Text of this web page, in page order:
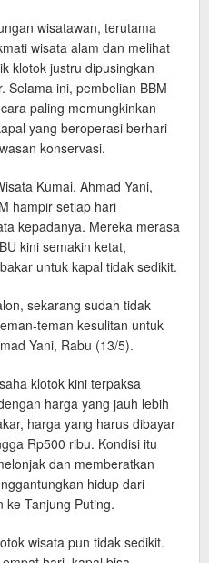
wisatawan, terutama
wisata alam dan melihat
klotok justru dipusingkan
Selama ini, pembelian BBM
paling memungkinkan
yang beroperasi berhari-
konservasi.
Kumai, Ahmad Yani,
hampir setiap hari
kepadanya. Mereka merasa
kini semakin ketat,
untuk kapal tidak sedikit.
sekarang sudah tidak
teman kesulitan untuk
Yani, Rabu (13/5).
klotok kini terpaksa
harga yang jauh lebih
harga yang harus dibayar
Rp500 ribu. Kondisi itu
dan memberatkan
hidup dari
ke Tanjung Puting.
wisata pun tidak sedikit.